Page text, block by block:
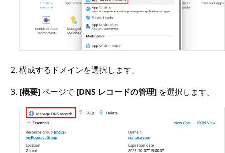
構成するドメインを選択します。
[概要]ページで[DNS レコードの管理] を選択します。